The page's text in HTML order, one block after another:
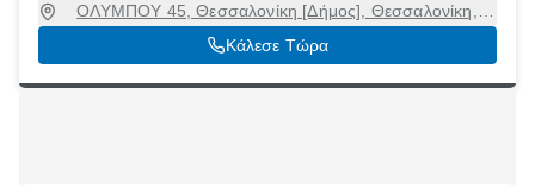
ΟΛΥΜΠΟΥ 45, Θεσσαλονίκη [Δήμος], Θεσσαλονίκη,
54630
Κάλεσε Τώρα